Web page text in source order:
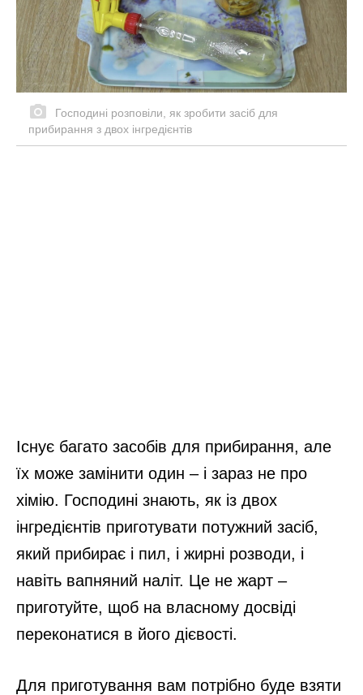
Господині розповіли, як зробити засіб для
прибирання з двох інгредієнтів
Існує багато засобів для прибирання, але
їх може замінити один – і зараз не про
хімію. Господині знають, як із двох
інгредієнтів приготувати потужний засіб,
який прибирає і пил, і жирні розводи, і
навіть вапняний наліт. Це не жарт –
приготуйте, щоб на власному досвіді
переконатися в його дієвості.
Для приготування вам потрібно буде взяти